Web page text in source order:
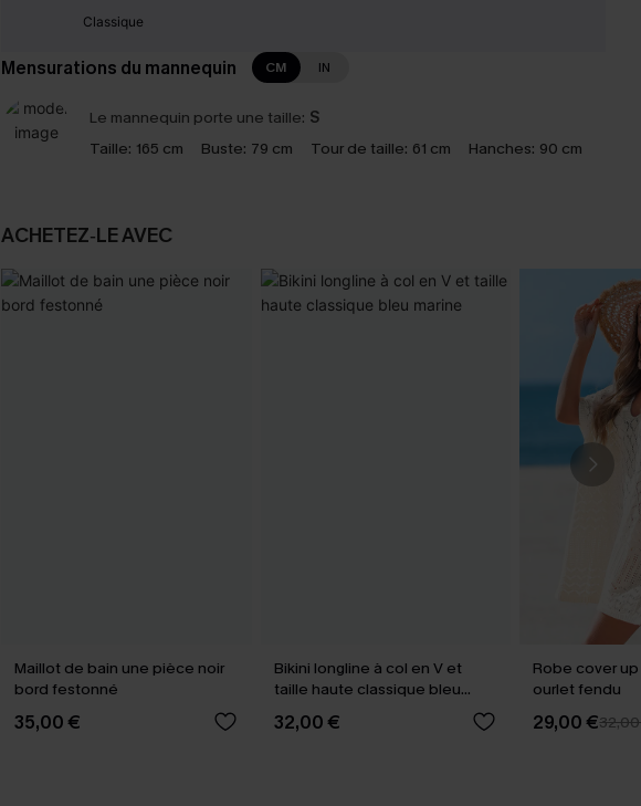
Classique
Mensurations du mannequin CM IN
Le mannequin porte une taille: S
Taille: 165 cm Buste: 79 cm Tour de taille: 61 cm Hanches: 90 cm
ACHETEZ‑LE AVEC
Maillot de bain une pièce noir
bord festonné
35,00 €
Bikini longline à col en V et
taille haute classique bleu
marine
32,00 €
Robe cover
ourlet fendu
29,00 €